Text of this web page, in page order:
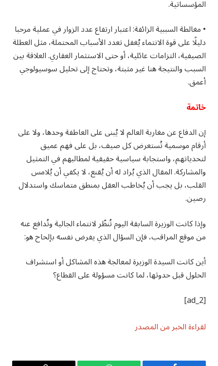
المؤسساتية.
• مغالطة السببية الزائفة: اعتبار ارتفاع عدد الزوار في عملية مرحبا
دليلًا على قوة الانتماء يُغفل تعدد الأسباب المحتملة، مثل العطلة
الصيفية، التزامات عائلية، أو حتى الاستثمار العقاري. العلاقة بين
السبب والنتيجة هنا غير مثبتة، وتحتاج إلى تحليل سوسيولوجي
أعمق.
خاتمة
إن الدفاع عن مغاربة العالم لا يُبنى على العاطفة وحدها، ولا على
أرقام موسمية تُستعرض كل صيف، بل على فهم عميق
لتحدياتهم، واستجابة سياسية حقيقية لمطالبهم في التمثيل
والمشاركة. المقال الذي يُراد له أن يُقنع، لا يكفي أن يُلامس
القلب، بل يجب أن يُخاطب العقل بمنطق متماسك واستدلال
رصين.
وإذا كانت الوزيرة السابقة اليوم تُنظّر لانتماء الجالية وتُدافع عنه
من موقع المراقب، فإن السؤال الذي يفرض نفسه بإلحاح هو:
أين كانت السيدة الوزيرة لمعالجة هذه المشاكل أو استشراف
الحلول قبل حدوثها، لما كانت مسؤولة على القطاع؟
[ad_2]
لقراءة الخبر من المصدر